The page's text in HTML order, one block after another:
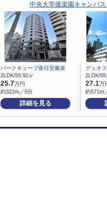
中央大学後楽園キャンパ
パークキューブ春日安藤坂
2LDK/55.92㎡
25.7万円
約322m／5分
詳細を見る
デュオ
2LDK/
27.1万
約571m